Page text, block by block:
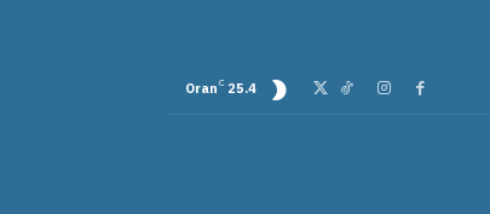
25.4
C
Oran